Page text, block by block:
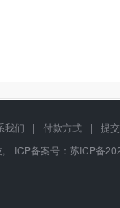
我们 | 付款方式 |
提
ICP备案号： 苏ICP备